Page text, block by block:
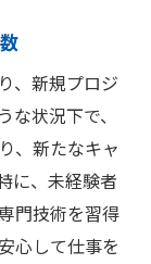
、新規プロジ
状況下で、
、新たなキャ
に、未経験者
門技術を習得
心して仕事を